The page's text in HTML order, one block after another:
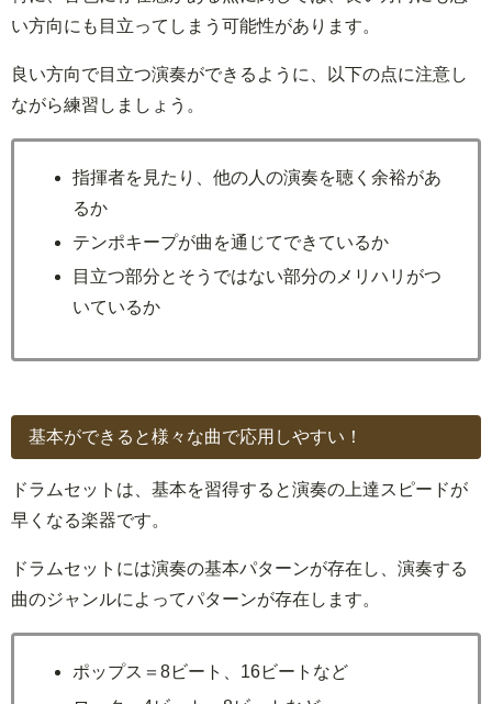
い方向にも目立ってしまう可能性があります。
良い方向で目立つ演奏ができるように、以下の点に注意し
ながら練習しましょう。
指揮者を見たり、他の人の演奏を聴く余裕があ
るか
テンポキープが曲を通じてできているか
目立つ部分とそうではない部分のメリハリがつ
いているか
基本ができると様々な曲で応用しやすい！
ドラムセットは、基本を習得すると演奏の上達スピードが
早くなる楽器です。
ドラムセットには演奏の基本パターンが存在し、演奏する
曲のジャンルによってパターンが存在します。
ポップス＝8ビート、16ビートなど